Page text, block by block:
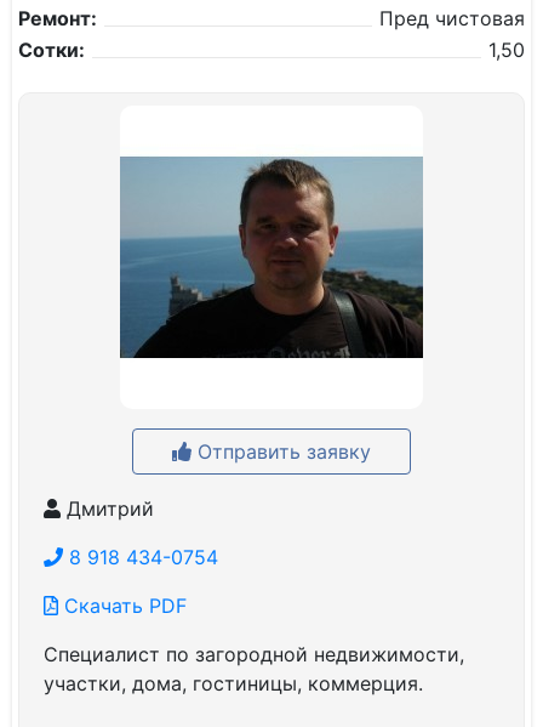
Ремонт:
Пред чистовая
Сотки:
1,50
Отправить заявку
Дмитрий
8 918 434-0754
Скачать PDF
Специалист по загородной недвижимости,
участки, дома, гостиницы, коммерция.